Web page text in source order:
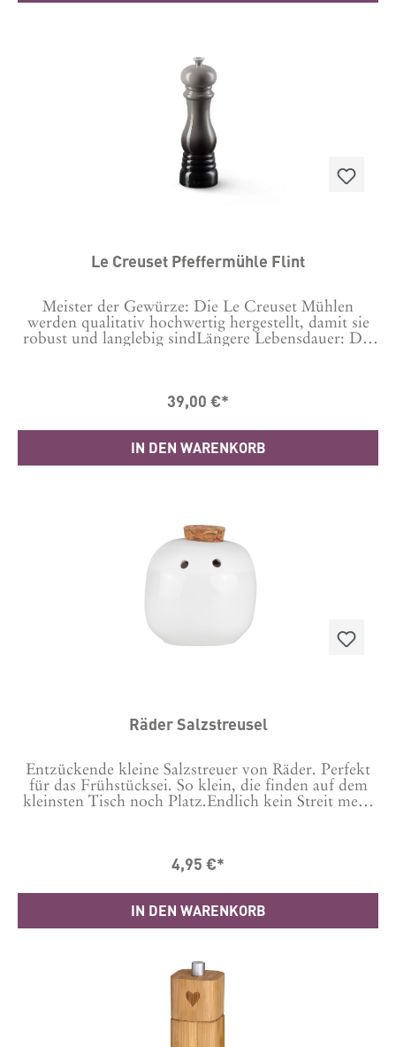
Le Creuset Pfeffermühle Flint
Meister der Gewürze: Die Le Creuset Mühlen
werden qualitativ hochwertig hergestellt, damit sie
robust und langlebig sindLängere Lebensdauer: Die
ganzen Welt aus den hochwertigsten Materialien
können, die Sie von Le Creuset erwarten.Material
ABS-KunststoffLänge: 6.2 cm Breite: 6.2 cm Höhe:
20.8 cm Hergestellt in ChinaGarantie 10 Jahre
39,00 €*
IN DEN WARENKORB
Räder Salzstreusel
Entzückende kleine Salzstreuer von Räder. Perfekt
für das Frühstücksei. So klein, die finden auf dem
kleinsten Tisch noch Platz.Endlich kein Streit mehr
3 cmHandgefertigt, daher können kleine
oder Glasur vorkommen und sind ein Zeichen der
Einzigartigkeit des Artikels.Material: Porzellan und
Kork
4,95 €*
IN DEN WARENKORB